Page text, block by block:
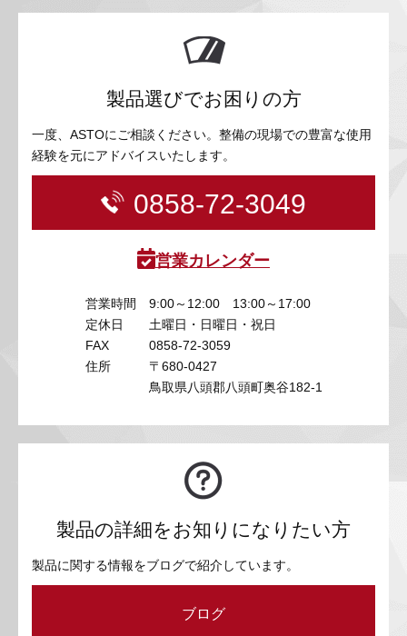
製品選びでお困りの方
一度、ASTOにご相談ください。整備の現場での豊富な使用
経験を元にアドバイスいたします。
0858-72-3049
営業カレンダー
営業時間
9:00～12:00 13:00～17:00
定休日
土曜日・日曜日・祝日
FAX
0858-72-3059
住所
〒680-0427
鳥取県八頭郡八頭町奥谷182-1
製品の詳細をお知りになりたい方
製品に関する情報をブログで紹介しています。
ブログ